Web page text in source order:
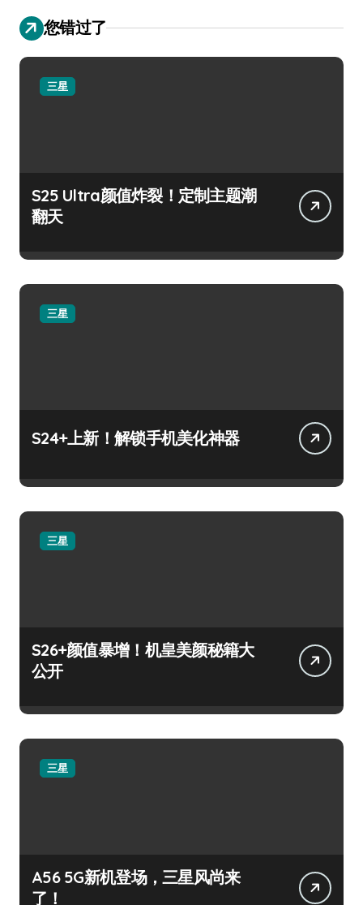
您错过了
三星
S25 Ultra颜值炸裂！定制主题潮
翻天
三星
S24+上新！解锁手机美化神器
三星
S26+颜值暴增！机皇美颜秘籍大
公开
三星
A56 5G新机登场，三星风尚来
了！